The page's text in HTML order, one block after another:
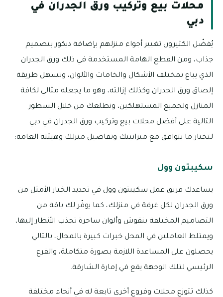
محلات بيع وتركيب ورق الجدران في
دبي
يُفضّل الكثيرون تغيير أجواء منزلهم بإضافة ديكور بتصميم
جذاب، ومن القطع الهامة المستخدمة في ذلك ورق الجدران
الذي يباع بمختلف الأشكال والخامات والألوان، وتسهل طريقة
إلصاق ورق الجدران وكذلك إزالته، وهو ما يجعله مثالي لكافة
المنازل ولجميع المستهلكين، ونطلعك من خلال السطور
التالية على أفضل محلات بيع وتركيب ورق الجدران في دبي
لتختار ما يتوافق مع ميزانيتك وتفاصيل منزلك وهيئته العامة:
سكيبتون وول
يساعدك فريق عمل سكيبتون وول في تحديد الخيار الأمثل من
ورق الجدران لكل غرفة في منزلك، كما يوفّر لك باقة من
التصاميم المختلفة بنقوش وألوان ساحرة تجذب الأنظار إليها،
ويمتلط العاملين في المحل خبرات كبيرة بالمجال، بالتالي
يحصلون على المساعدة اللازمة بصورة متكاملة، والفرع
الرئيسي لتلك الوجهة يقع في إمارة الشارقة.
كذلك تتوزع محلات وفروع أخرى تابعة له في أنحاء مختلفة